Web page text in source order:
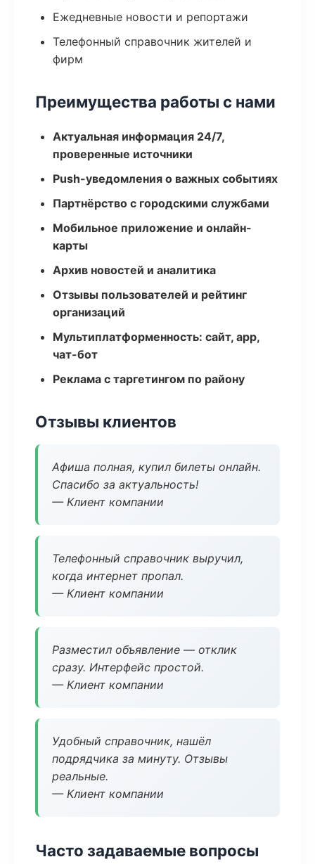
Ежедневные новости и репортажи
Телефонный справочник жителей и
фирм
Преимущества работы с нами
Актуальная информация 24/7,
проверенные источники
Push-уведомления о важных событиях
Партнёрство с городскими службами
Мобильное приложение и онлайн-
карты
Архив новостей и аналитика
Отзывы пользователей и рейтинг
организаций
Мультиплатформенность: сайт, app,
чат-бот
Реклама с таргетингом по району
Отзывы клиентов
Афиша полная, купил билеты онлайн.
Спасибо за актуальность!
— Клиент компании
Телефонный справочник выручил,
когда интернет пропал.
— Клиент компании
Разместил объявление — отклик
сразу. Интерфейс простой.
— Клиент компании
Удобный справочник, нашёл
подрядчика за минуту. Отзывы
реальные.
— Клиент компании
Часто задаваемые вопросы